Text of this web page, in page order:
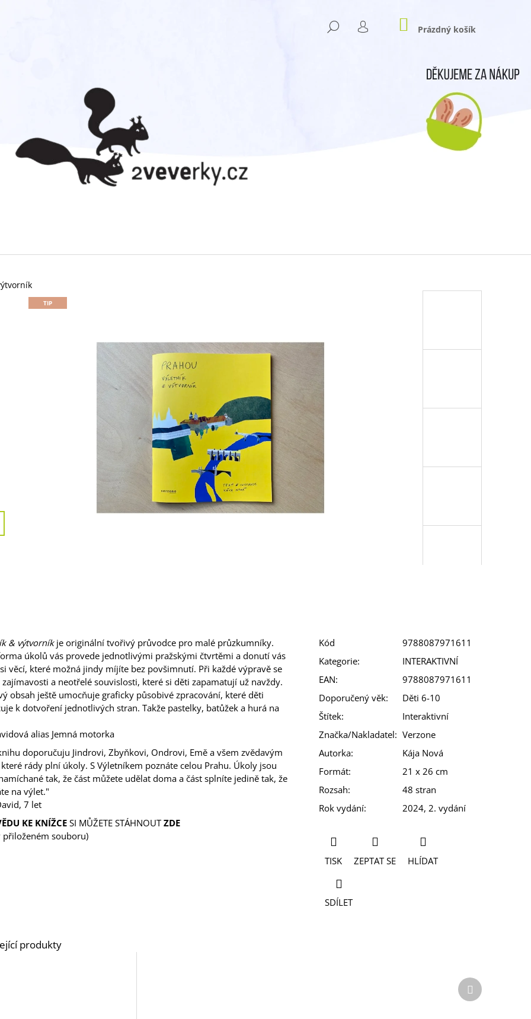
HLEDAT
PŘIHLÁŠENÍ
NÁKUPNÍ
KOŠÍK
Prázdný košík
TIP
& výtvorníkje originální tvořivý průvodce pro malé průzkumníky.
úkolů vás provede jednotlivými pražskými čtvrtěmi a donutí vás
věcí, které možná jindy míjíte bez povšimnutí. Při každé výpravě se
a neotřelé souvislosti, které si děti zapamatují už navždy.
obsah ještě umocňuje graficky působivé zpracování, které děti
k dotvoření jednotlivých stran. Takže pastelky, batůžek a hurá na
alias Jemná motorka
doporučuju Jindrovi, Zbyňkovi, Ondrovi, Emě a všem zvědavým
rády plní úkoly. S Výletníkem poznáte celou Prahu. Úkoly jsou
tak, že část můžete udělat doma a část splníte jedině tak, že
na výlet."
7 let
KE KNÍŽCESI MŮŽETE STÁHNOUTZDE
přiloženém souboru)
Kód
9788087971611
Kategorie:
INTERAKTIVNÍ
EAN:
9788087971611
Doporučený věk:
Děti 6-10
Štítek:
Interaktivní
Značka/Nakladatel: Verzone
Autorka:
Kája Nová
Formát:
21 x 26 cm
Rozsah:
48 stran
Rok vydání: 2024, 2. vydání
TISK ZEPTAT SE HLÍDAT
SDÍLET
Další
produkt
DOPORUČUJEME
DÁVÁ GÓL!
AHOJ DIVOČINO - LÉTO 2025